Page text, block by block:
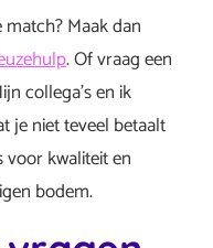
Maak dan
. Of vraag een
collega’s en ik
je niet teveel betaalt
kwaliteit en
bodem.